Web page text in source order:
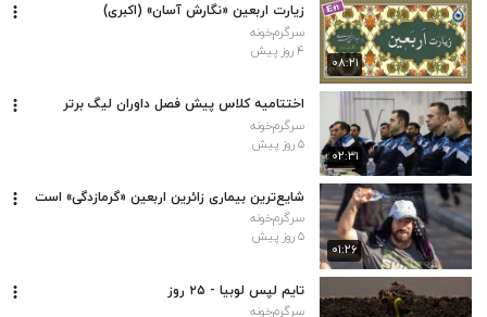
۰۸:۲۱
زیارت اربعین «نگارش آسان» (اکبری)
سرگرم‌خونه
۴ روز پیش
۰۲:۳۱
اختتامیه کلاس پیش فصل داوران لیگ برتر
سرگرم‌خونه
۵ روز پیش
۰۱:۲۶
شایع‌ترین بیماری زائرین اربعین «گرمازدگی» است
سرگرم‌خونه
۵ روز پیش
تایم لپس لوبیا - ۲۵ روز
سرگرم‌خونه